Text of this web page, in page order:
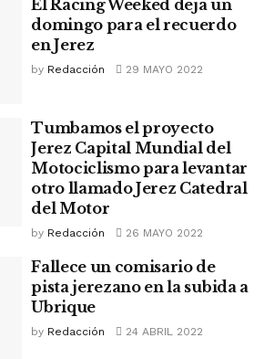
El Racing Weeked deja un
domingo para el recuerdo
en Jerez
by Redacción 29 MAYO 2022
Tumbamos el proyecto
Jerez Capital Mundial del
Motociclismo para levantar
otro llamado Jerez Catedral
del Motor
by Redacción 26 MAYO 2022
Fallece un comisario de
pista jerezano en la subida a
Ubrique
by Redacción 24 ABRIL 2022